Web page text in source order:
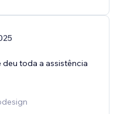
toda a assistência